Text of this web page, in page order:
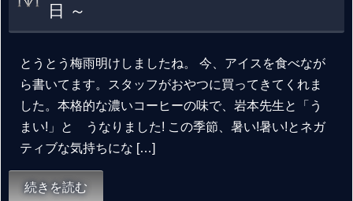
日 ～
とうとう梅雨明けしましたね。 今、アイスを食べなが
ら書いてます。スタッフがおやつに買ってきてくれま
した。本格的な濃いコーヒーの味で、岩本先生と「う
まい!」と うなりました! この季節、暑い!暑い!とネガ
ティブな気持ちにな […]
続きを読む